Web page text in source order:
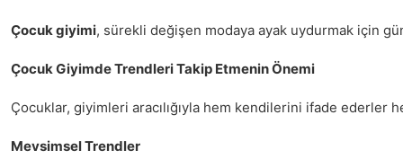
Çocuk giyimi, sürekli değişen modaya ayak uydurmak için
Çocuk Giyimde Trendleri Takip Etmenin Önemi
Çocuklar, giyimleri aracılığıyla hem kendilerini ifade
Mevsimsel Trendler